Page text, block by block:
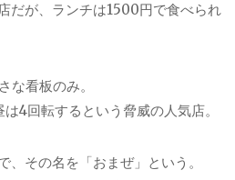
だが、ランチは1500円で食べられ
な看板のみ。
4回転するという脅威の人気店。
、その名を「おまぜ」という。